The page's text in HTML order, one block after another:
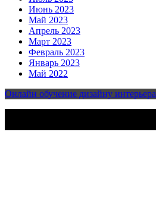
Июнь 2023
Май 2023
Апрель 2023
Март 2023
Февраль 2023
Январь 2023
Май 2022
Онлайн обучение дизайну интерьера